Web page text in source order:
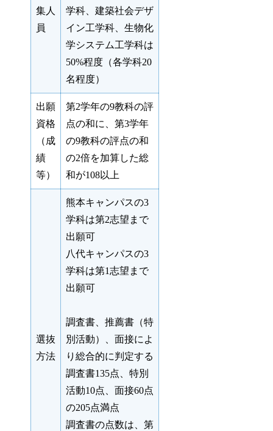
集人
員
学科、建築社会デザ
イン工学科、生物化
学システム工学科は
50%程度（各学科20
名程度）
出願
資格
（成
績
等）
第2学年の9教科の評
点の和に、第3学年
の9教科の評点の和
の2倍を加算した総
和が108以上
選抜
方法
熊本キャンパスの3
学科は第2志望まで
出願可
八代キャンパスの3
学科は第1志望まで
出願可
調査書、推薦書（特
別活動）、面接によ
り総合的に判定する
調査書135点、特別
活動10点、面接60点
の205点満点
調査書の点数は、第